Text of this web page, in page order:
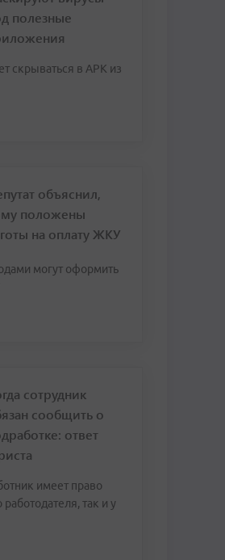
полезные
скрываться в APK из
объяснил,
положены
на оплату ЖКУ
могут оформить
сотрудник
сообщить о
ответ
имеет право
так и у